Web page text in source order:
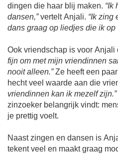
dingen die haar blij maken. “Ik
dansen,”vertelt Anjali. “Ik zing
dans graag op liedjes die ik op
Ook vriendschap is voor Anjali
fijn om met mijn vriendinnen
nooit alleen.”Ze heeft een
hecht veel waarde aan die
vriendinnen kan ik mezelf zijn.”
zinzoeker belangrijk vindt:
je prettig voelt.
Naast zingen en dansen is
tekent veel en maakt graag